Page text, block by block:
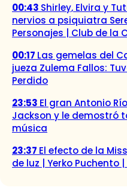
00:43 Shirley, Elvira y
nervios a psiquiatra
Personajes | Club de la
00:17 Las gemelas del
jueza Zulema Fallos:
Perdido
23:53 El gran Antonio
Jackson y le demostró
música
23:37 El efecto de la
de luz | Yerko Puchento